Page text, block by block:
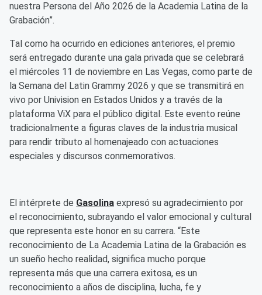
nuestra Persona del Año 2026 de la Academia Latina de la
Grabación”.
Tal como ha ocurrido en ediciones anteriores, el premio
será entregado durante una gala privada que se celebrará
el miércoles 11 de noviembre en Las Vegas, como parte de
la Semana del Latin Grammy 2026 y que se transmitirá en
vivo por Univision en Estados Unidos y a través de la
plataforma ViX para el público digital. Este evento reúne
tradicionalmente a figuras claves de la industria musical
para rendir tributo al homenajeado con actuaciones
especiales y discursos conmemorativos.
El intérprete de Gasolina expresó su agradecimiento por
el reconocimiento, subrayando el valor emocional y cultural
que representa este honor en su carrera. “Este
reconocimiento de La Academia Latina de la Grabación es
un sueño hecho realidad, significa mucho porque
representa más que una carrera exitosa, es un
reconocimiento a años de disciplina, lucha, fe y